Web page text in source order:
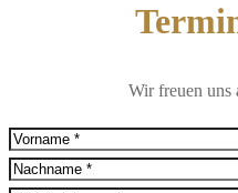
Wir freuen uns